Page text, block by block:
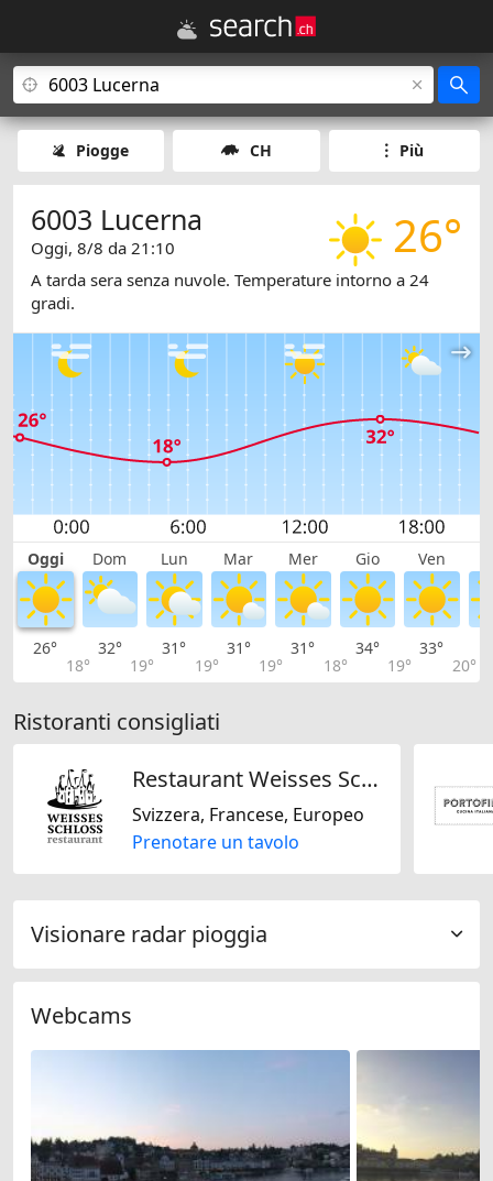
Piogge CH Più
26°
6003 Lucerna
Oggi, 8/8 da 21:10
A tarda sera senza nuvole. Temperature intorno a 24
gradi.
Oggi Dom Lun Mar Mer Gio Ven
26°
18°
32°
19°
31°
19°
31°
19°
31°
18°
34°
19°
33°
20°
Ristoranti consigliati
Restaurant Weisses Schloss
Svizzera, Francese, Europeo
Prenotare un tavolo
Visionare radar pioggia
Webcams